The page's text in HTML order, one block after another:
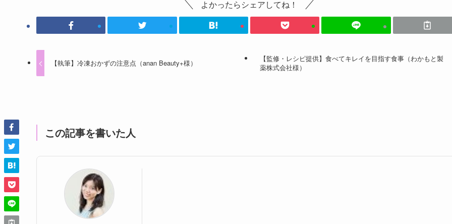
よかったらシェアしてね！
【執筆】冷凍おかずの注意点（anan Beauty+様）
【監修・レシピ提供】食べてキレイを目指す食事（わかもと製
薬株式会社様）
この記事を書いた人